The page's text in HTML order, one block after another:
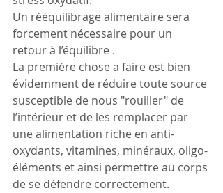
Un rééquilibrage alimentaire sera
forcement nécessaire pour un
retour à l’équilibre .
La première chose a faire est bien
évidemment de réduire toute source
susceptible de nous "rouiller" de
l’intérieur et de les remplacer par
une alimentation riche en anti-
oxydants, vitamines, minéraux, oligo-
éléments et ainsi permettre au corps
de se défendre correctement.